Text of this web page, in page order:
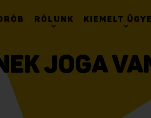
RÓLUNK KIEMELT
JOGA